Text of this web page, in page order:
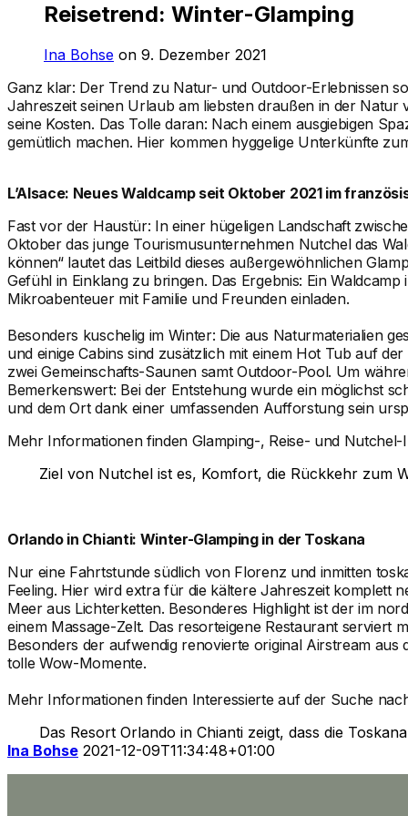
Reisetrend: Winter-Glamping
Ina Bohse on 9. Dezember 2021
Ganz klar: Der Trend zu Natur- und Outdoor-Erlebnissen
Jahreszeit seinen Urlaub am liebsten draußen in der
seine Kosten. Das Tolle daran: Nach einem ausgiebigen
gemütlich machen. Hier kommen hyggelige Unterkünfte
L’Alsace: Neues Waldcamp seit Oktober 2021 im
Fast vor der Haustür: In einer hügeligen Landschaft
Oktober das junge Tourismusunternehmen Nutchel das
können“ lautet das Leitbild dieses außergewöhnlichen
Gefühl in Einklang zu bringen. Das Ergebnis: Ein
Mikroabenteuer mit Familie und Freunden einladen.
Besonders kuschelig im Winter: Die aus Naturmaterialien
und einige Cabins sind zusätzlich mit einem Hot Tub auf
zwei Gemeinschafts-Saunen samt Outdoor-Pool. Um
Bemerkenswert: Bei der Entstehung wurde ein möglichst
und dem Ort dank einer umfassenden Aufforstung sein
Mehr Informationen finden Glamping-, Reise- und
Ziel von Nutchel ist es, Komfort, die Rückkehr zum
Orlando in Chianti: Winter-Glamping in der Toskana
Nur eine Fahrtstunde südlich von Florenz und inmitten
Feeling. Hier wird extra für die kältere Jahreszeit komplett
Meer aus Lichterketten. Besonderes Highlight ist der im
einem Massage-Zelt. Das resorteigene Restaurant serviert
Besonders der aufwendig renovierte original Airstream
tolle Wow-Momente.
Mehr Informationen finden Interessierte auf der Suche
Das Resort Orlando in Chianti zeigt, dass die
Ina Bohse 2021-12-09T11:34:48+01:00